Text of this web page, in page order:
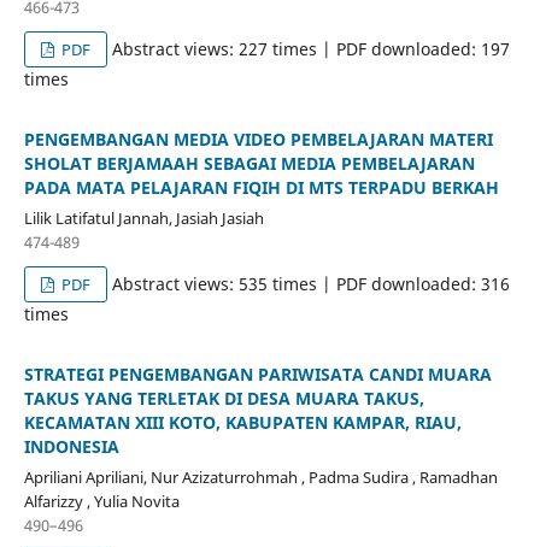
466-473
PDF
Abstract views: 227 times | PDF downloaded: 197
times
PENGEMBANGAN MEDIA VIDEO PEMBELAJARAN MATERI
SHOLAT BERJAMAAH SEBAGAI MEDIA PEMBELAJARAN
PADA MATA PELAJARAN FIQIH DI MTS TERPADU BERKAH
Lilik Latifatul Jannah, Jasiah Jasiah
474-489
PDF
Abstract views: 535 times | PDF downloaded: 316
times
STRATEGI PENGEMBANGAN PARIWISATA CANDI MUARA
TAKUS YANG TERLETAK DI DESA MUARA TAKUS,
KECAMATAN XIII KOTO, KABUPATEN KAMPAR, RIAU,
INDONESIA
Apriliani Apriliani, Nur Azizaturrohmah , Padma Sudira , Ramadhan
Alfarizzy , Yulia Novita
490–496